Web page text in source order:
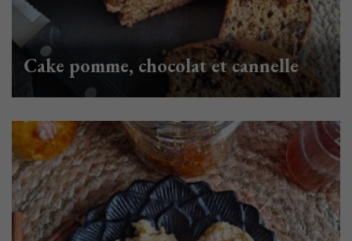
Cake pomme, chocolat et cannelle